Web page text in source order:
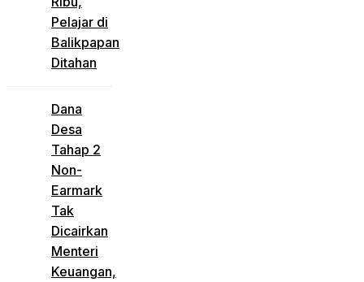
Pelajar di
Balikpapan
Ditahan
Dana
Desa
Tahap 2
Non-
Earmark
Tak
Dicairkan
Menteri
Keuangan,